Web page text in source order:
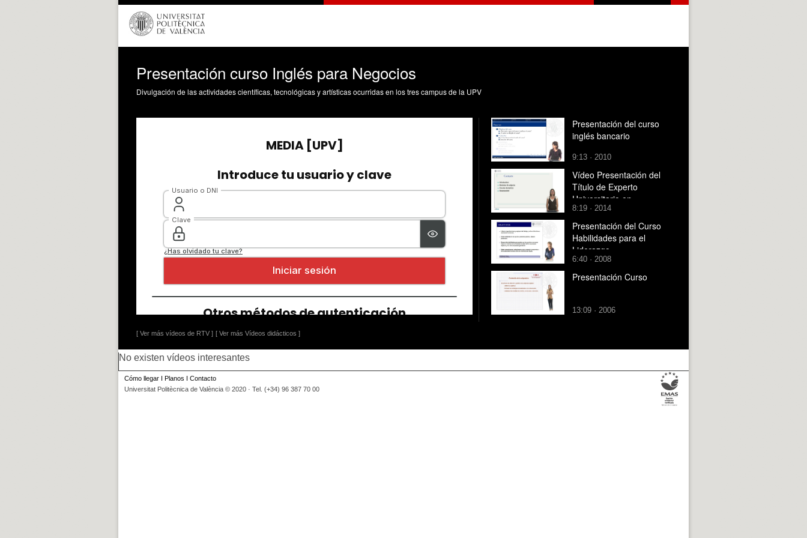
Presentación curso Inglés para Negocios
Divulgación de las actividades científicas, tecnológicas y artísticas ocurridas en los tres campus de la UPV
[ Ver más vídeos de RTV ] [ Ver más Vídeos didácticos ]
Presentación del curso
inglés bancario
9:13 · 2010
Vídeo Presentación del
Título de Experto
Universitario en
Competencia Profesional
para la Enseñanza en
Inglés
8:19 · 2014
Presentación del Curso
Habilidades para el
Liderazgo
6:40 · 2008
Presentación Curso
13:09 · 2006
No existen vídeos interesantes
Cómo llegar I Planos I Contacto
Universitat Politècnica de València © 2020 · Tel. (+34) 96 387 70 00